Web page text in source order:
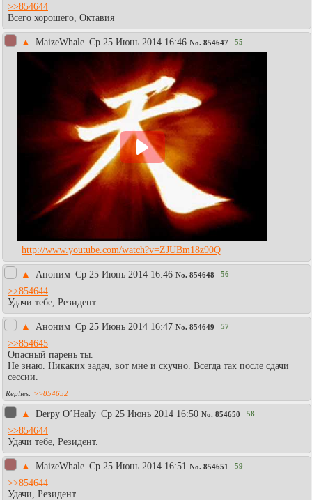
>>854644
Всего хорошего, Октавия
▲ MaizeWhale Ср 25 Июнь 2014 16:46 No. 854647 55
http://www.youtube.com/watch?v=ZJUBm18z90Q
▲ Аноним Ср 25 Июнь 2014 16:46 No. 854648 56
>>854644
Удачи тебе, Резидент.
▲ Аноним Ср 25 Июнь 2014 16:47 No. 854649 57
>>854645
Опасный парень ты.
Не знаю. Никаких задач, вот мне и скучно. Всегда так после сдачи
сессии.
>>854652
▲ Derpy O’Healy Ср 25 Июнь 2014 16:50 No. 854650 58
>>854644
Удачи тебе, Резидент.
▲ MaizeWhale Ср 25 Июнь 2014 16:51 No. 854651 59
>>854644
Удачи, Резидент.